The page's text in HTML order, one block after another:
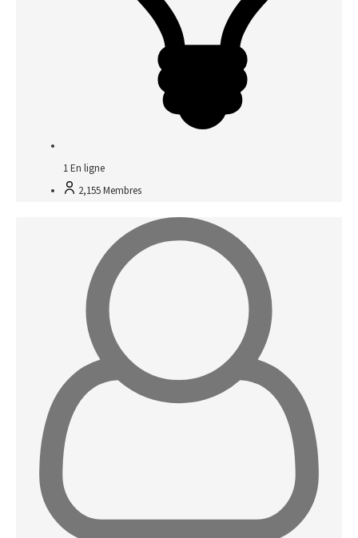
1En ligne
2,155Membres